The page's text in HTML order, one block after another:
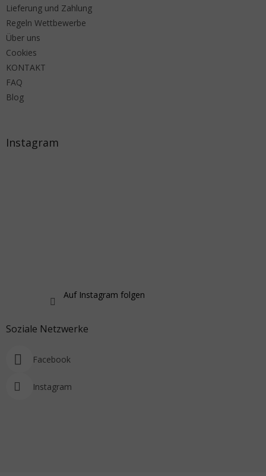
Lieferung und Zahlung
Regeln Wettbewerbe
Über uns
Cookies
KONTAKT
FAQ
Blog
Instagram
Auf Instagram folgen
Soziale Netzwerke
Facebook
Instagram